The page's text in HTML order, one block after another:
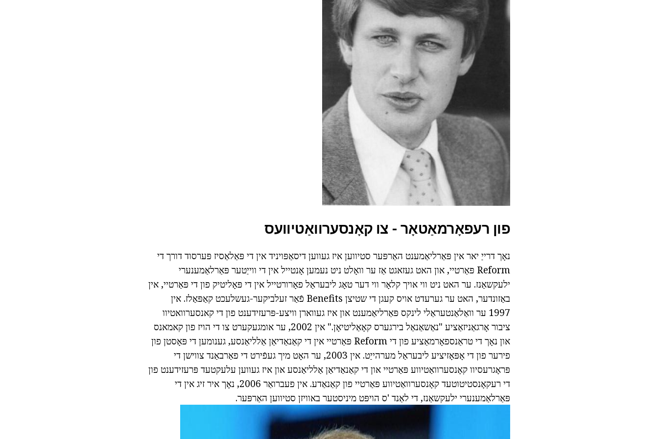
פון רעפאָרמאַטאָר - צו קאָנסערוואַטיוועס
נאָך דרייַ יאר אין פּאַרליאַמענט האַרפּער סטיווען איז געווען דיסאַפּויניד אין די פּאַלאַסיז פּערסוד דורך די
Reform פּאַרטיי, און האט געזאגט אַז ער וואָלט ניט נעמען אָנטייל אין די ווייַטער פּאַרלאַמענערי
ילעקשאַנז. ער האט ניט ווי אויך קלאָר ווי דער טאָג ליבעראַל פאָרורטייל אין די פּאָליטיק פון די פּאַרטיי, אין
באַזונדער, האט ער גערעדט אויס קעגן די שטיצן Benefits פֿאַר זעלביקער-געשלעכט קאַפּאַלז. אין
1997 ער וואַלאַנטעראַלי לינקס פּאַרליאַמענט און איז געווארן וויצע-פּרעזידענט פון די קאנסערוואטיוו
ציבור אָרגאַניזאַציע "נאַשאַנאַל בירגערס קאָאַליטיאָן." אין 2002, ער אומגעקערט צו די הויז פון קאמאנס
און נאָך די טראַנספאָרמאַציע פון די Reform פּאַרטיי אין די קאַנאַדיאַן אַלליאַנסע, גענומען די פּאָסטן פון
פירער פון די אָפּאָזיציע ליבעראַל מערהייַט. אין 2003, ער האָט מיך געפֿירט די פאַרבאַנד צווישן די
פּראָגרעסיוו קאָנסערוואַטיווע פּאַרטיי און די קאַנאַדיאַן אַלליאַנסע און איז געווען עלעקטעד פּרעזידענט פון
די רעקאָנסטיטוטעד קאָנסערוואַטיווע פּאַרטיי פון קאַנאַדע. אין פעברואַר 2006, נאָך איר זיג אין די
פּאַרלאַמענערי ילעקשאַנז, די לאַנד 'ס הויפּט מיניסטער באוויזן סטיווען האַרפּער.